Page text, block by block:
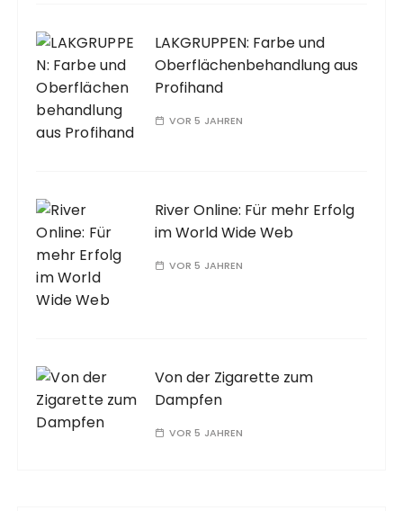
LAKGRUPPEN: Farbe und
Oberflächenbehandlung aus
Profihand
VOR 5 JAHREN
River Online: Für mehr Erfolg
im World Wide Web
VOR 5 JAHREN
Von der Zigarette zum
Dampfen
VOR 5 JAHREN